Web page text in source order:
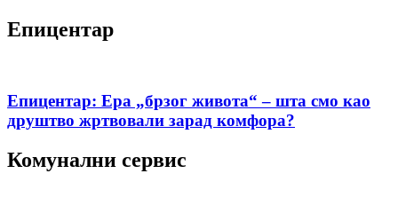
Епицентар
Епицентар: Ера „брзог живота“ – шта смо као
друштво жртвовали зарад комфора?
Комунални сервис